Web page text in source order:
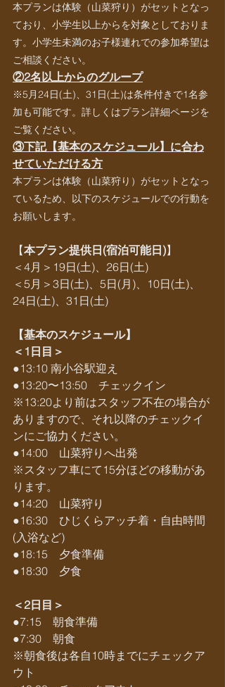
本プランは体験（山菜狩り）がセットとなっ
ており、小学生以上からを対象としておりま
す。小学生未満のお子様連れでの参加希望は
ご相談ください。
②2名以上からのグループ
※5月24日(土)、31日(土)は条件付きで1名参
加も可能です。詳しくはプラン詳細ページを
ご覧ください。
③下記【基本のスケジュール】に合わ
せていただける方
本プランは体験（山菜狩り）がセットとなっ
ているため、以下のスケジュールでの行動を
お願いします。
【本プラン提供日(宿泊可能日)】
＜4月＞19日(土)、26日(土)
＜5月＞3日(土)、5日(月)、10日(土)、
24日(土)、31日(土)
【基本のスケジュール】
＜1日目＞
●13:10 南小谷駅迎え
●13:20〜13:50　チェックイン
※13:20より前はスタッフ不在の場合が
ありますので、それ以降のチェックイ
ンにご協力ください。
●14:00　山菜狩りへ出発
※スタッフ車にて15分ほどの移動があ
ります。
●14:20　山菜狩り
●16:30　ひじくらアッチ着・自由時間
(入浴など)
●18:15　夕食準備
●18:30　夕食
＜2日目＞
●7:15　朝食準備
●7:30　朝食
※朝食後は各自10時までにチェックア
ウト